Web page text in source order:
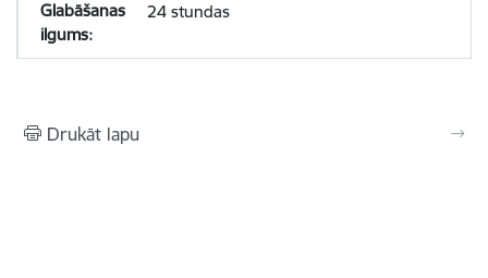
24 stundas
Drukāt lapu